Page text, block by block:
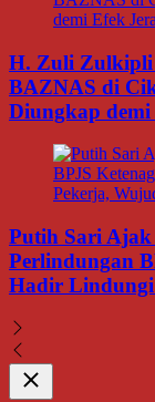
H. Zuli Zulkipli
BAZNAS di
Diungkap demi
Putih Sari
Perlindungan
Hadir Lindungi
Close